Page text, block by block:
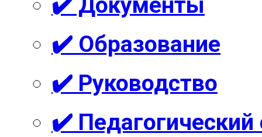
✔️ Документы
✔️ Образование
✔️ Руководство
✔️ Педагогический